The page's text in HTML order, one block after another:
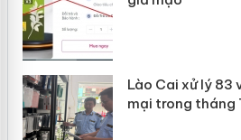
Lào Cai xử lý 83
mại trong tháng